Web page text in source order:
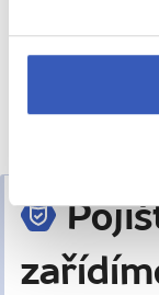
poblíž hotelu